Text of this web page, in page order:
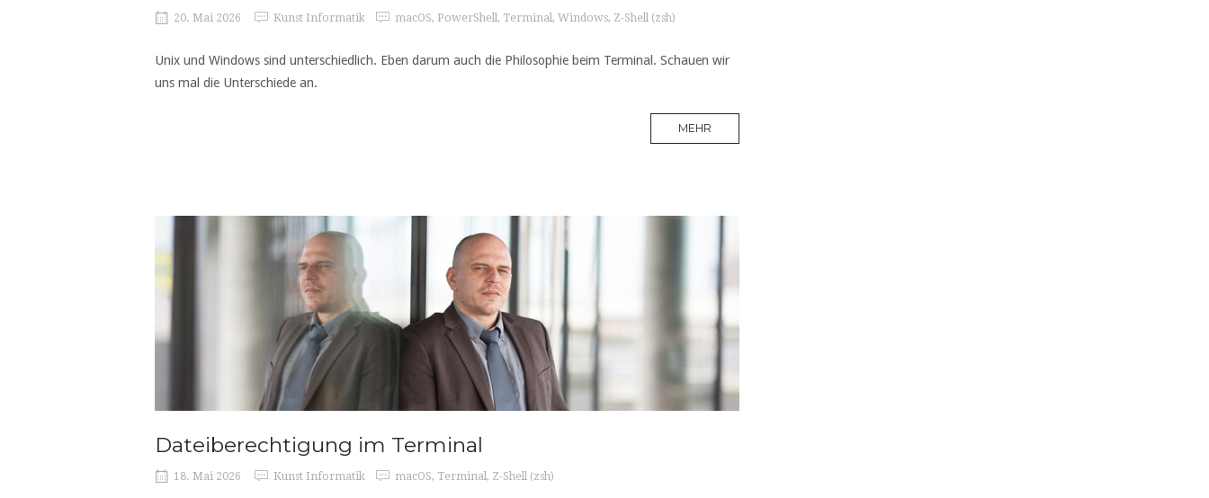
20. Mai 2026 Kunst Informatik macOS, PowerShell, Terminal, Windows, Z-Shell (zsh)
Unix und Windows sind unterschiedlich. Eben darum auch die Philosophie beim Terminal. Schauen wir
uns mal die Unterschiede an.
MEHR
Dateiberechtigung im Terminal
18. Mai 2026 Kunst Informatik macOS, Terminal, Z-Shell (zsh)